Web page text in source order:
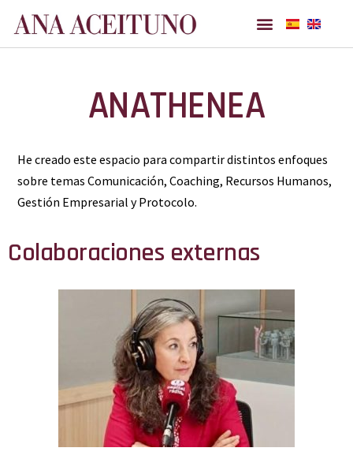
ANATHENEA
He creado este espacio para compartir distintos enfoques
sobre temas Comunicación, Coaching, Recursos Humanos,
Gestión Empresarial y Protocolo.
Colaboraciones externas